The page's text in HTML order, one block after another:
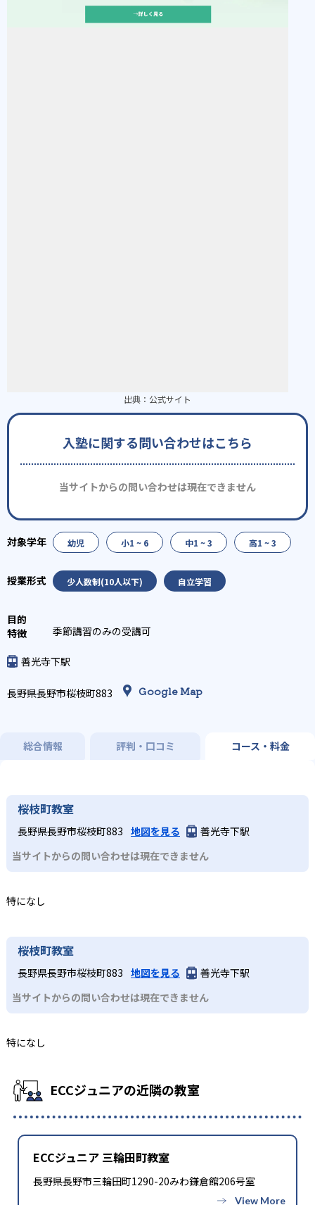
出典： 公式サイト
入塾に関する問い合わせはこちら
当サイトからの問い合わせは現在できません
幼児 小1 ~ 6 中1 ~ 3 高1 ~ 3
少人数制(10人以下) 自立学習
季節講習のみの受講可
善光寺下駅
長野県長野市桜枝町883 Google Map
総合情報 評判・口コミ コース・料金
桜枝町教室
長野県長野市桜枝町883 地図を見る
善光寺下駅
当サイトからの問い合わせは現在できません
特になし
桜枝町教室
長野県長野市桜枝町883 地図を見る
善光寺下駅
当サイトからの問い合わせは現在できません
特になし
ECCジュニアの近隣の教室
ECCジュニア 三輪田町教室
長野県長野市三輪田町1290-20みわ鎌倉館206号室